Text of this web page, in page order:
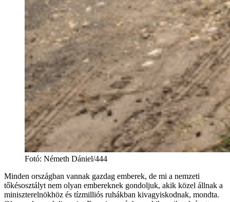
Fotó: Németh Dániel/444
Minden országban vannak gazdag emberek, de mi a nemzeti
tőkésosztályt nem olyan embereknek gondoljuk, akik közel állnak a
miniszterelnökhöz és tízmilliós ruhákban kivagyiskodnak, mondta.